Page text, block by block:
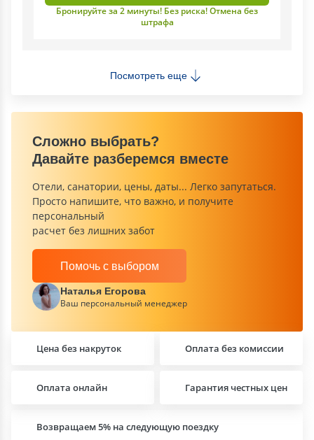
Бронируйте за 2 минуты! Без риска! Отмена без
штрафа
Посмотреть еще
Сложно выбрать?
Давайте разберемся вместе
Отели, санатории, цены, даты... Легко запутаться.
Просто напишите, что важно, и получите
персональный
расчет без лишних забот
Помочь с выбором
Наталья Егорова
Ваш персональный менеджер
Цена без накруток Оплата без комиссии
Возвращаем 5% на следующую поездку
Оплата онлайн Гарантия честных цен